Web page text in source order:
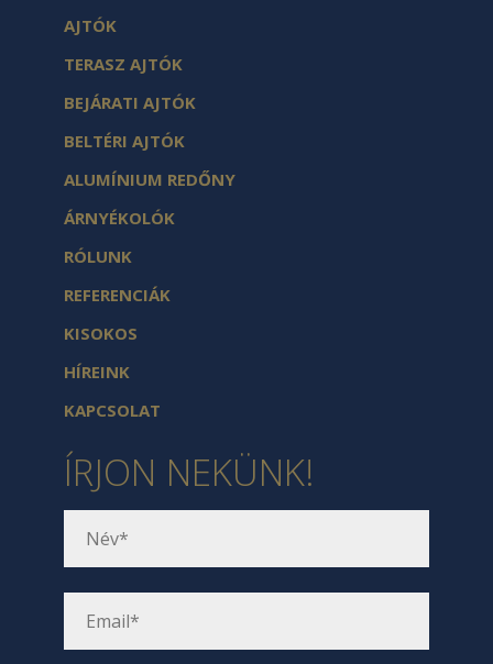
AJTÓK
TERASZ AJTÓK
BEJÁRATI AJTÓK
BELTÉRI AJTÓK
ALUMÍNIUM REDŐNY
ÁRNYÉKOLÓK
RÓLUNK
REFERENCIÁK
KISOKOS
HÍREINK
KAPCSOLAT
ÍRJON NEKÜNK!